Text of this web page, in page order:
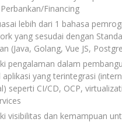
Financing
lebih dari 1 bahasa
yang sesudai dengan
(Java, Golang, Vue JS,
pengalaman dalam
aplikasi yang terintegrasi
seperti CI/CD, OCP,
visibilitas dan kemampuan